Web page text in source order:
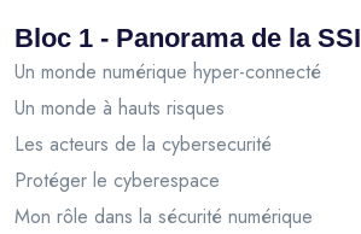
Bloc 1 - Panorama de la SSI
Un monde numérique hyper-connecté
Un monde à hauts risques
Les acteurs de la cybersecurité
Protéger le cyberespace
Mon rôle dans la sécurité numérique